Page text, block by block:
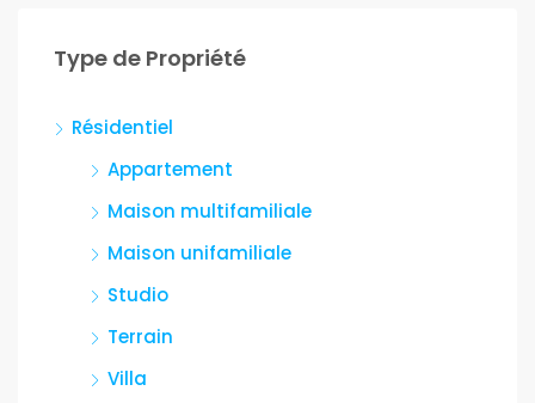
Type de Propriété
Résidentiel
Appartement
Maison multifamiliale
Maison unifamiliale
Studio
Terrain
Villa